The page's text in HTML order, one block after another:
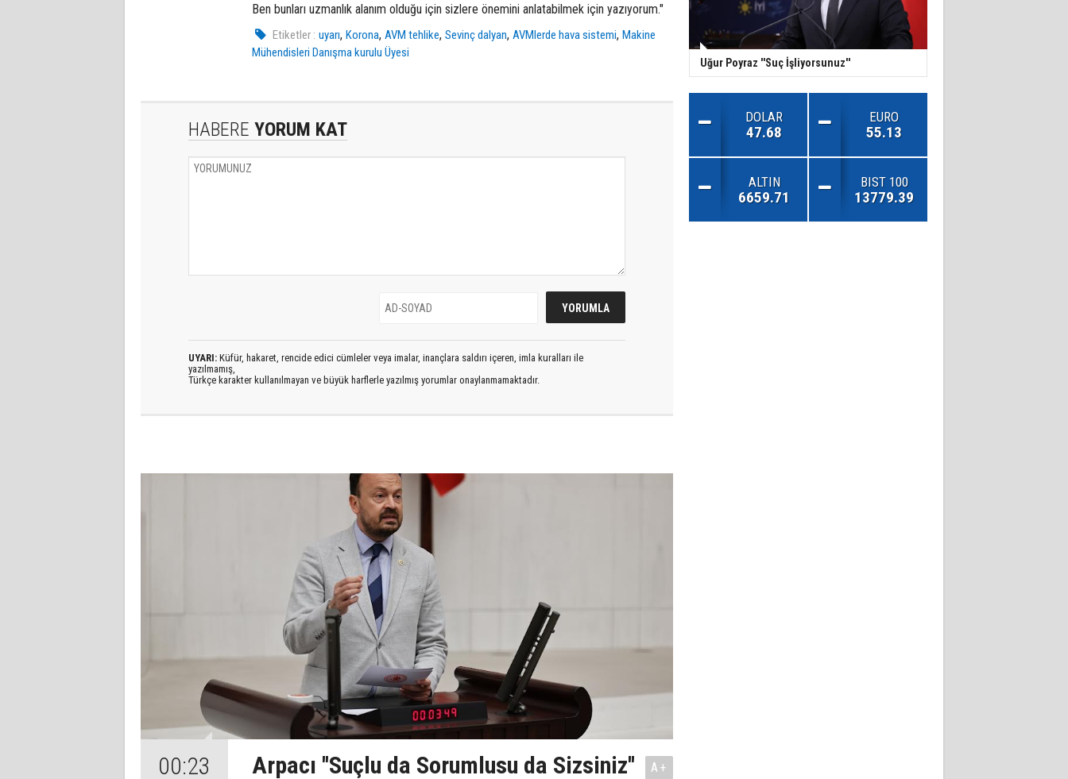
Ben bunları uzmanlık alanım olduğu için sizlere önemini anlatabilmek için yazıyorum."
Etiketler : uyarı,Korona,AVM tehlike,Sevinç dalyan,AVMlerde hava sistemi,Makine
Mühendisleri Danışma kurulu Üyesi
HABERE YORUM KAT
UYARI: Küfür, hakaret, rencide edici cümleler veya imalar, inançlara saldırı içeren, imla kuralları ile
yazılmamış,
Türkçe karakter kullanılmayan ve büyük harflerle yazılmış yorumlar onaylanmamaktadır.
00:23 Arpacı ''Suçlu da Sorumlusu da Sizsiniz''
A+
Uğur Poyraz ''Suç İşliyorsunuz''
DOLAR
47.68
EURO
55.13
ALTIN
6659.71
BIST 100
13779.39